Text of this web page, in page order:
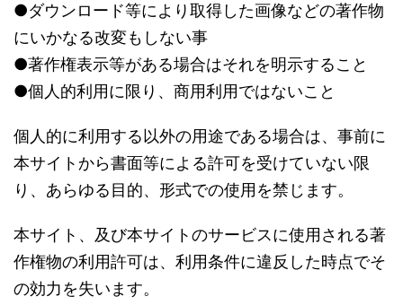
●ダウンロード等により取得した画像などの著作物
にいかなる改変もしない事
●著作権表示等がある場合はそれを明示すること
●個人的利用に限り、商用利用ではないこと
個人的に利用する以外の用途である場合は、事前に
本サイトから書面等による許可を受けていない限
り、あらゆる目的、形式での使用を禁じます。
本サイト、及び本サイトのサービスに使用される著
作権物の利用許可は、利用条件に違反した時点でそ
の効力を失います。